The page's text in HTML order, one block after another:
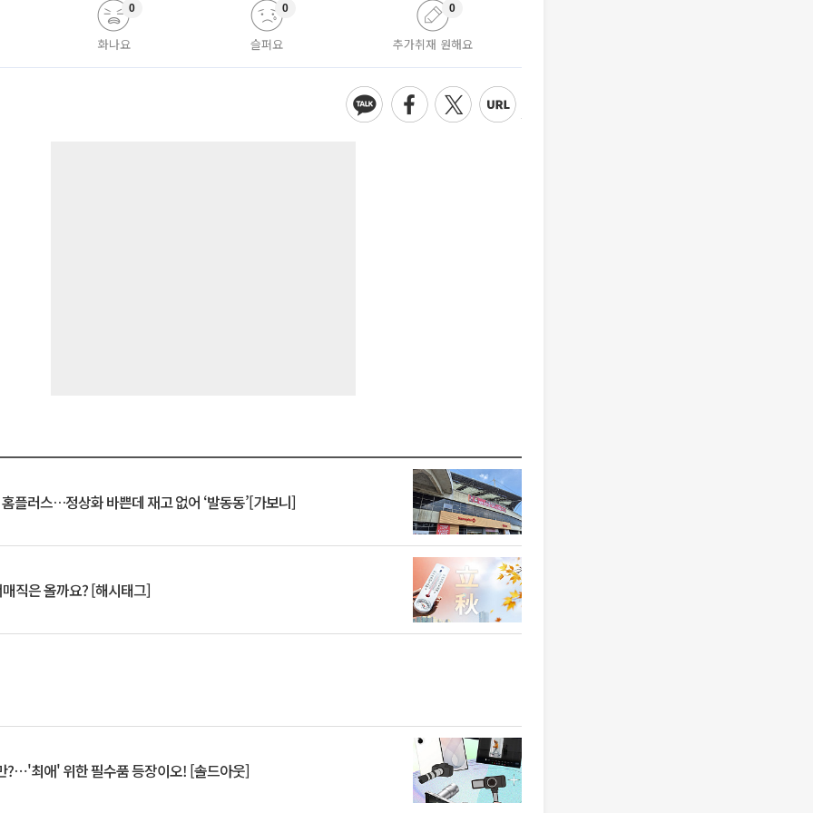
화나요
0
슬퍼요
0
추가취재 원해요
0
플러스…정상화 바쁜데 재고 없어 ‘발동동’[가보니]
직은 올까요? [해시태그]
?⋯'최애' 위한 필수품 등장이오! [솔드아웃]